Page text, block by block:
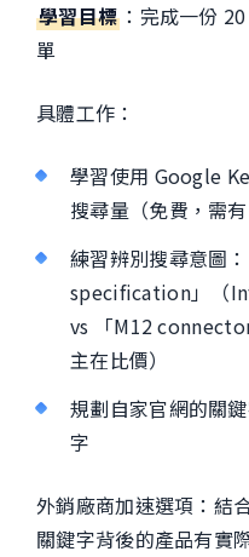
學習目標 ：完成一份
單
具體工作：
學習使用 Google
搜尋量（免費，需
練習辨別搜尋意圖
specification」（
vs 「M12
主在比價）
規劃自家官網的關
字
外銷廠商加速選項：結
關鍵字背後的產品有實